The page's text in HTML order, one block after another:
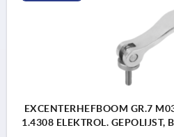
EXCENTERHEFBOOM GR.7
1.4308 ELEKTROL. GEPOLIJST,